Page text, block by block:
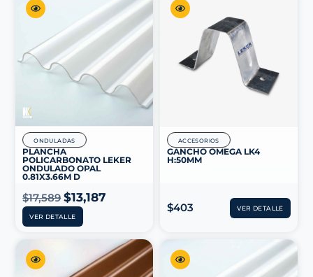
ONDULADAS
PLANCHA
POLICARBONATO LEKER
ONDULADO OPAL
0.81X3.66M D
$17,589 $13,187
VER DETALLE
ACCESORIOS
GANCHO OMEGA LK4
H:50MM
$403 VER DETALLE